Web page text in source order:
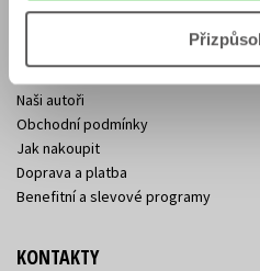
Naši autoři
Obchodní podmínky
Jak nakoupit
Doprava a platba
Benefitní a slevové programy
KONTAKTY